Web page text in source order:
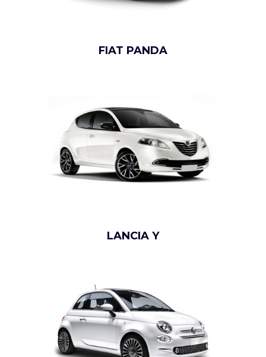
FIAT PANDA
LANCIA Y